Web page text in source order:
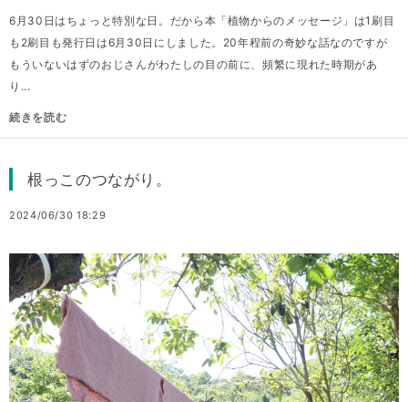
6月30日はちょっと特別な日。だから本「植物からのメッセージ」は1刷目
も2刷目も発行日は6月30日にしました。20年程前の奇妙な話なのですが
もういないはずのおじさんがわたしの目の前に、頻繁に現れた時期があ
り...
続きを読む
根っこのつながり。
2024/06/30 18:29